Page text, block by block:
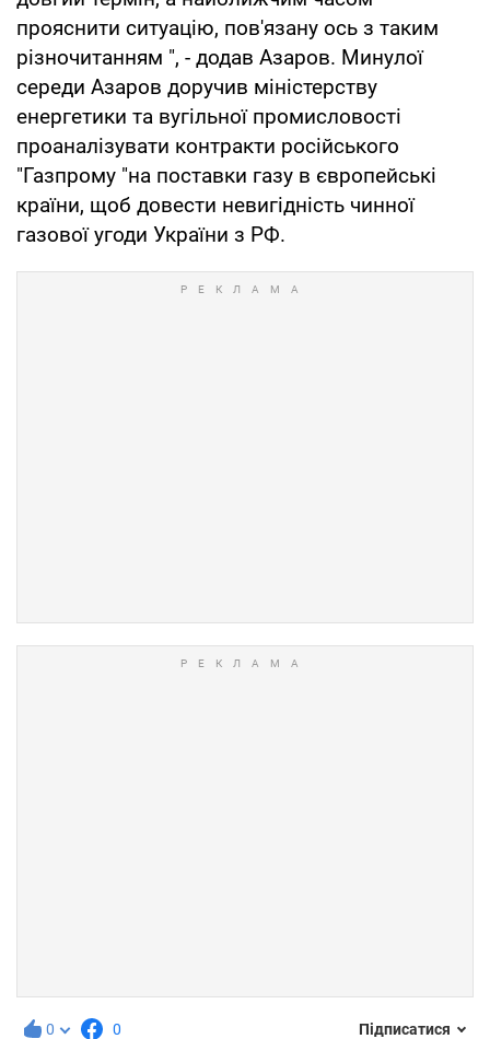
прояснити ситуацію, пов'язану ось з таким
різночитанням ", - додав Азаров. Минулої
середи Азаров доручив міністерству
енергетики та вугільної промисловості
проаналізувати контракти російського
"Газпрому "на поставки газу в європейські
країни, щоб довести невигідність чинної
газової угоди України з РФ.
0 0 Підписатися